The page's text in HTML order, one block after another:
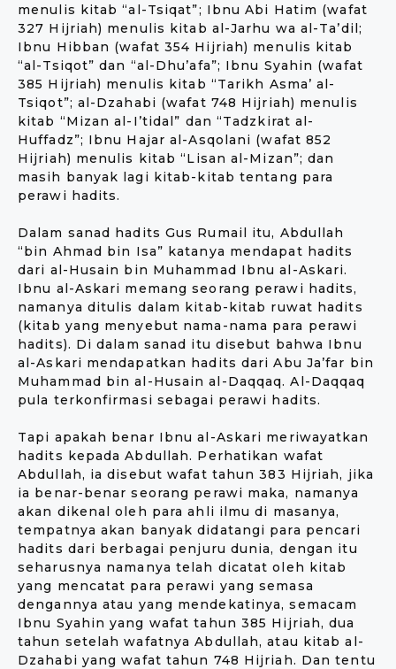
menulis kitab “al-Tsiqat”; Ibnu Abi Hatim (wafat
327 Hijriah) menulis kitab al-Jarhu wa al-Ta’dil;
Ibnu Hibban (wafat 354 Hijriah) menulis kitab
“al-Tsiqot” dan “al-Dhu’afa”; Ibnu Syahin (wafat
385 Hijriah) menulis kitab “Tarikh Asma’ al-
Tsiqot”; al-Dzahabi (wafat 748 Hijriah) menulis
kitab “Mizan al-I’tidal” dan “Tadzkirat al-
Huffadz”; Ibnu Hajar al-Asqolani (wafat 852
Hijriah) menulis kitab “Lisan al-Mizan”; dan
masih banyak lagi kitab-kitab tentang para
perawi hadits.
Dalam sanad hadits Gus Rumail itu, Abdullah
“bin Ahmad bin Isa” katanya mendapat hadits
dari al-Husain bin Muhammad Ibnu al-Askari.
Ibnu al-Askari memang seorang perawi hadits,
namanya ditulis dalam kitab-kitab ruwat hadits
(kitab yang menyebut nama-nama para perawi
hadits). Di dalam sanad itu disebut bahwa Ibnu
al-Askari mendapatkan hadits dari Abu Ja’far bin
Muhammad bin al-Husain al-Daqqaq. Al-Daqqaq
pula terkonfirmasi sebagai perawi hadits.
Tapi apakah benar Ibnu al-Askari meriwayatkan
hadits kepada Abdullah. Perhatikan wafat
Abdullah, ia disebut wafat tahun 383 Hijriah, jika
ia benar-benar seorang perawi maka, namanya
akan dikenal oleh para ahli ilmu di masanya,
tempatnya akan banyak didatangi para pencari
hadits dari berbagai penjuru dunia, dengan itu
seharusnya namanya telah dicatat oleh kitab
yang mencatat para perawi yang semasa
dengannya atau yang mendekatinya, semacam
Ibnu Syahin yang wafat tahun 385 Hijriah, dua
tahun setelah wafatnya Abdullah, atau kitab al-
Dzahabi yang wafat tahun 748 Hijriah. Dan tentu